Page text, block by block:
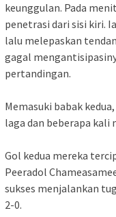
keunggulan. Pada
penetrasi dari sisi kiri.
lalu melepaskan
gagal
pertandingan.
Memasuki babak
laga dan beberapa kali
Gol kedua mereka
Peeradol
sukses menjalankan
2-0.